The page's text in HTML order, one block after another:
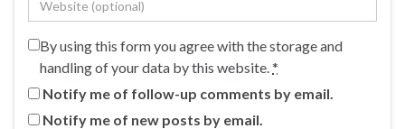
By using this form you agree with the storage and
handling of your data by this website. *
Notify me of follow-up comments by email.
Notify me of new posts by email.